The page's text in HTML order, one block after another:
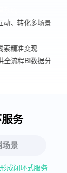
统
动、转化多场景
索精准变现
全流程BI数据分
务
场景
成闭环式服务